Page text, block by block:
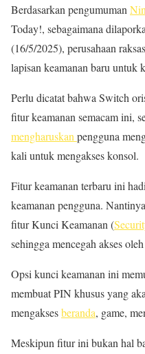
Berdasarkan pengumuman
Today!, sebagaimana
(16/5/2025), perusahaan
lapisan keamanan baru untuk
Perlu dicatat bahwa Switch
fitur keamanan semacam ini,
mengharuskan pengguna
kali untuk mengakses konsol.
Fitur keamanan terbaru ini
keamanan pengguna.
fitur Kunci Keamanan (
sehingga mencegah akses
Opsi kunci keamanan ini
membuat PIN khusus yang
mengaksesberanda, game,
Meskipun fitur ini bukan hal